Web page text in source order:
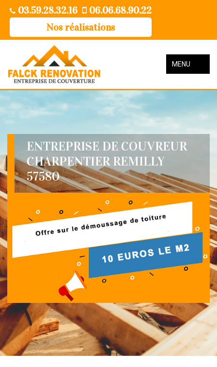
03.59.28.32.16
06.06.68.90.22
Nos réalisations
MENU
ENTREPRISE DE COUVREUR
CHARPENTIER REMILLY
57580